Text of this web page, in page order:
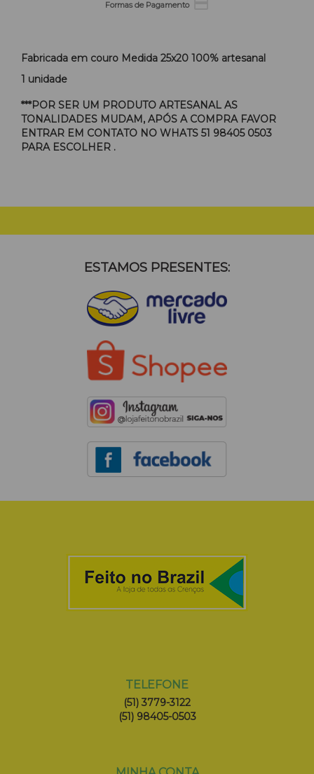
Formas de Pagamento
Fabricada em couro Medida 25x20 100% artesanal
1 unidade
***POR SER UM PRODUTO ARTESANAL AS
TONALIDADES MUDAM, APÓS A COMPRA FAVOR
ENTRAR EM CONTATO NO WHATS 51 98405 0503
PARA ESCOLHER .
ESTAMOS PRESENTES:
TELEFONE
(51) 3779-3122
(51) 98405-0503